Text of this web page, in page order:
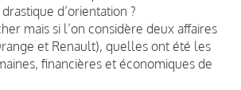
d’orientation ?
mais si l’on considère deux affaires
et Renault), quelles ont été les
financières et économiques de